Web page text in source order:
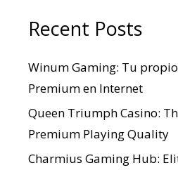
Recent Posts
Winum Gaming: Tu
Premium en Internet
Queen Triumph Casino:
Premium Playing Quality
Charmius Gaming Hub: